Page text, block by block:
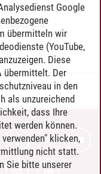
Google
übermitteln wir
(YouTube,
Diese
übermittelt. Der
in den
als unzureichend
dass Ihre
werden können.
klicken,
nicht statt.
Sie bitte unserer